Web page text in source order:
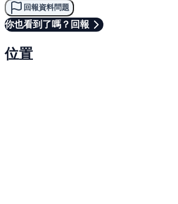
回報資料問題
你也看到了嗎？回報
位置